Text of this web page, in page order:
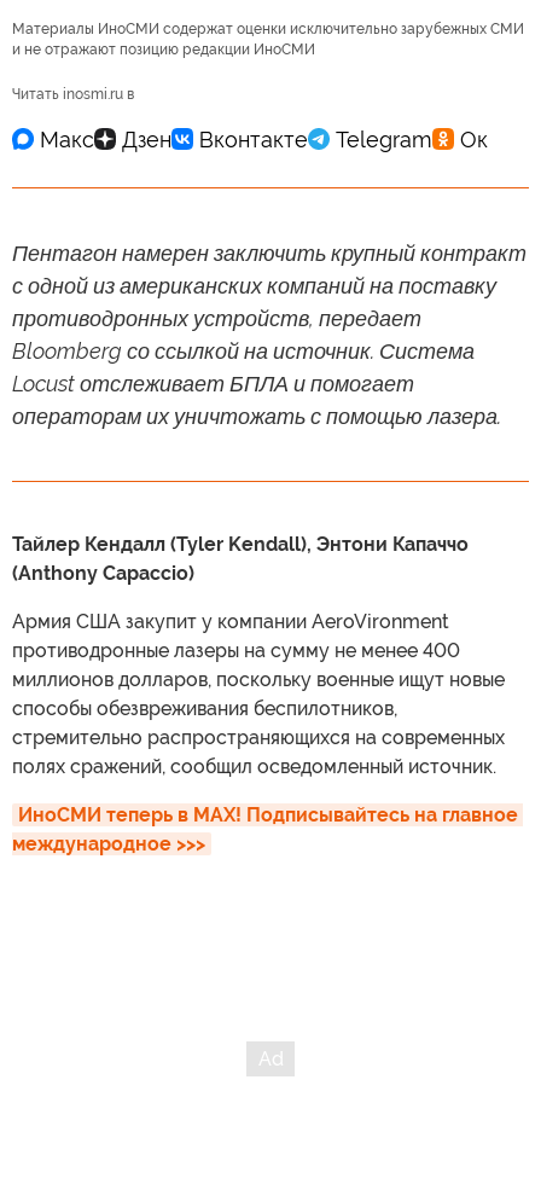
Материалы ИноСМИ содержат оценки исключительно зарубежных СМИ
и не отражают позицию редакции ИноСМИ
Читать inosmi.ru в
Пентагон намерен заключить крупный контракт
с одной из американских компаний на поставку
противодронных устройств, передает
Bloomberg со ссылкой на источник. Система
Locust отслеживает БПЛА и помогает
операторам их уничтожать с помощью лазера.
Тайлер Кендалл (Tyler Kendall), Энтони Капаччо
(Anthony Capaccio)
Армия США закупит у компании AeroVironment
противодронные лазеры на сумму не менее 400
миллионов долларов, поскольку военные ищут новые
способы обезвреживания беспилотников,
стремительно распространяющихся на современных
полях сражений, сообщил осведомленный источник.
ИноСМИ теперь в MAX! Подписывайтесь на главное
международное >>>